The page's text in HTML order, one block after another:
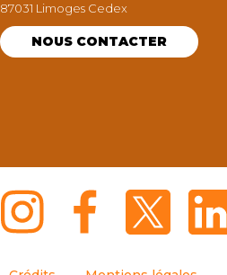
87031 Limoges Cedex
NOUS CONTACTER